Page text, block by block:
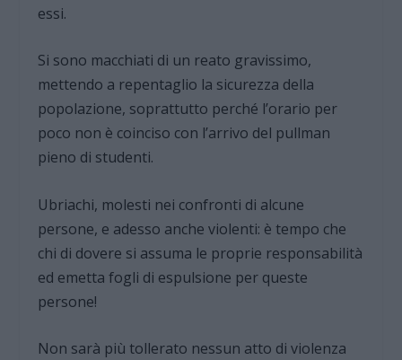
essi.
Si sono macchiati di un reato gravissimo,
mettendo a repentaglio la sicurezza della
popolazione, soprattutto perché l’orario per
poco non è coinciso con l’arrivo del pullman
pieno di studenti.
Ubriachi, molesti nei confronti di alcune
persone, e adesso anche violenti: è tempo che
chi di dovere si assuma le proprie responsabilità
ed emetta fogli di espulsione per queste
persone!
Non sarà più tollerato nessun atto di violenza